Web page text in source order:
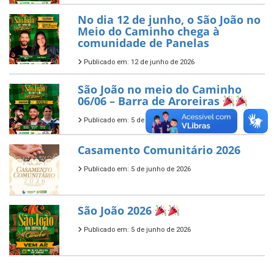
No dia 12 de junho, o São João no
Meio do Caminho chega à
comunidade de Panelas
Publicado em: 12 de junho de 2026
São João no meio do Caminho
06/06 – Barra de Aroreiras
Publicado em: 5 de junho de 2026
Casamento Comunitário 2026
Publicado em: 5 de junho de 2026
São João 2026
Publicado em: 5 de junho de 2026